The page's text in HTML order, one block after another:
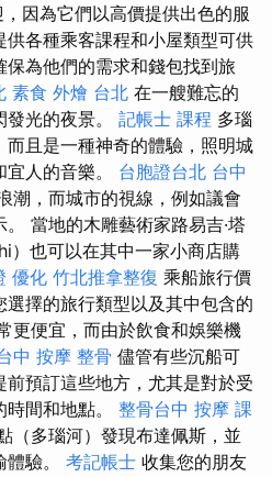
因為它們以高價提供出色的服
供各種乘客課程和小屋類型可供
為他們的需求和錢包找到旅
素食 外燴 台北 在一艘難忘的
光的夜景。 記帳士 課程 多瑙
且是一種神奇的體驗，照明城
人的音樂。 台胞證台北 台中
潮，而城市的視線，例如議會
當地的木雕藝術家路易吉·塔
）也可以在其中一家小商店購
優化 竹北推拿整復 乘船旅行價
擇的旅行類型以及其中包含的
更便宜，而由於飲食和娛樂機
中 按摩 整骨 儘管有些沉船可
預訂這些地方，尤其是對於受
間和地點。 整骨台中 按摩 課
（多瑙河）發現布達佩斯，並
驗。 考記帳士 收集您的朋友